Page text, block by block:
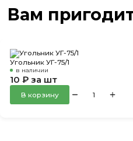
Вам
Угольник УГ-75/1
в наличии
10 ₽ за шт
В корзину